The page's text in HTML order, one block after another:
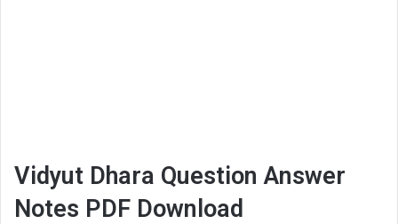
Vidyut Dhara Question Answer
Notes PDF Download